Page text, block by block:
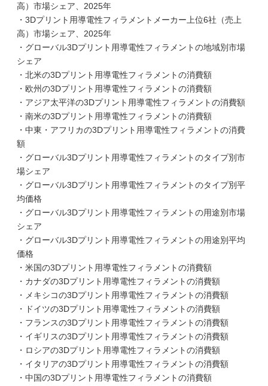
高）市場シェア、2025年
・3Dプリント用導電性フィラメントメーカー上位6社（売上
高）市場シェア、2025年
・グローバル3Dプリント用導電性フィラメントの地域別市場
シェア
・北米の3Dプリント用導電性フィラメントの消費額
・欧州の3Dプリント用導電性フィラメントの消費額
・アジア太平洋の3Dプリント用導電性フィラメントの消費額
・南米の3Dプリント用導電性フィラメントの消費額
・中東・アフリカの3Dプリント用導電性フィラメントの消費
額
・グローバル3Dプリント用導電性フィラメントのタイプ別市
場シェア
・グローバル3Dプリント用導電性フィラメントのタイプ別平
均価格
・グローバル3Dプリント用導電性フィラメントの用途別市場
シェア
・グローバル3Dプリント用導電性フィラメントの用途別平均
価格
・米国の3Dプリント用導電性フィラメントの消費額
・カナダの3Dプリント用導電性フィラメントの消費額
・メキシコの3Dプリント用導電性フィラメントの消費額
・ドイツの3Dプリント用導電性フィラメントの消費額
・フランスの3Dプリント用導電性フィラメントの消費額
・イギリスの3Dプリント用導電性フィラメントの消費額
・ロシアの3Dプリント用導電性フィラメントの消費額
・イタリアの3Dプリント用導電性フィラメントの消費額
・中国の3Dプリント用導電性フィラメントの消費額